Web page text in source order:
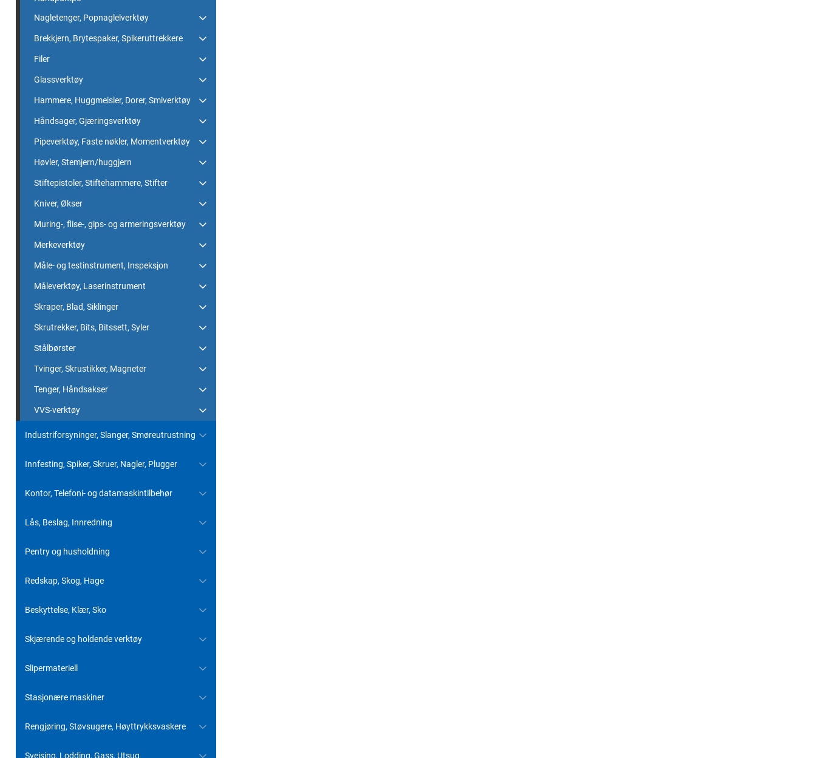
Nagletenger, Popnaglelverktøy
Brekkjern, Brytespaker, Spikeruttrekkere
Filer
Glassverktøy
Hammere, Huggmeisler, Dorer, Smiverktøy
Håndsager, Gjæringsverktøy
Pipeverktøy, Faste nøkler, Momentverktøy
Høvler, Stemjern/huggjern
Stiftepistoler, Stiftehammere, Stifter
Kniver, Økser
Muring-, flise-, gips- og armeringsverktøy
Merkeverktøy
Måle- og testinstrument, Inspeksjon
Måleverktøy, Laserinstrument
Skraper, Blad, Siklinger
Skrutrekker, Bits, Bitssett, Syler
Stålbørster
Tvinger, Skrustikker, Magneter
Tenger, Håndsakser
VVS-verktøy
Industriforsyninger, Slanger, Smøreutrustning
Innfesting, Spiker, Skruer, Nagler, Plugger
Kontor, Telefoni- og datamaskintilbehør
Lås, Beslag, Innredning
Pentry og husholdning
Redskap, Skog, Hage
Beskyttelse, Klær, Sko
Skjærende og holdende verktøy
Slipermateriell
Stasjonære maskiner
Rengjøring, Støvsugere, Høyttrykksvaskere
Sveising, Lodding, Gass, Utsug